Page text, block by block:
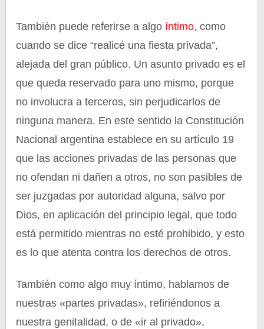
También puede referirse a algo íntimo, como
cuando se dice “realicé una fiesta privada”,
alejada del gran público. Un asunto privado es el
que queda reservado para uno mismo, porque
no involucra a terceros, sin perjudicarlos de
ninguna manera. En este sentido la Constitución
Nacional argentina establece en su artículo 19
que las acciones privadas de las personas que
no ofendan ni dañen a otros, no son pasibles de
ser juzgadas por autoridad alguna, salvo por
Dios, en aplicación del principio legal, que todo
está permitido mientras no esté prohibido, y esto
es lo que atenta contra los derechos de otros.
También como algo muy íntimo, hablamos de
nuestras «partes privadas», refiriéndonos a
nuestra genitalidad, o de «ir al privado»,